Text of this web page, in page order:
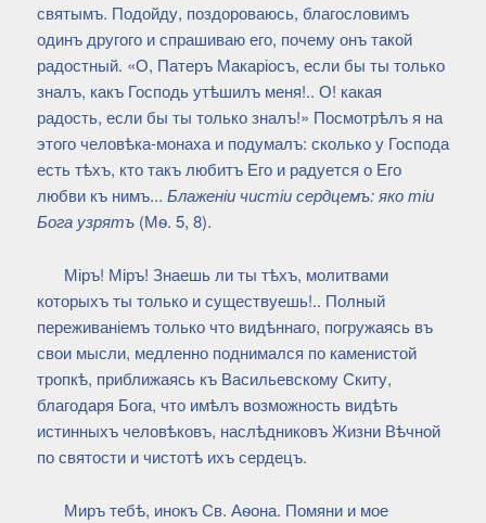
святымъ. Подойду, поздороваюсь, благословимъ
одинъ другого и спрашиваю его, почему онъ такой
радостный. «О, Патеръ Макаріосъ, если бы ты только
зналъ, какъ Господь утѣшилъ меня!.. О! какая
радость, если бы ты только зналъ!» Посмотрѣлъ я на
этого человѣка-монаха и подумалъ: сколько у Господа
есть тѣхъ, кто такъ любитъ Его и радуется о Его
любви къ нимъ... Блаженіи чистіи сердцемъ: яко тіи
Бога узрятъ(Мѳ. 5, 8).
Міръ! Міръ! Знаешь ли ты тѣхъ, молитвами
которыхъ ты только и существуешь!.. Полный
переживаніемъ только что видѣннаго, погружаясь въ
свои мысли, медленно поднимался по каменистой
тропкѣ, приближаясь къ Васильевскому Скиту,
благодаря Бога, что имѣлъ возможность видѣть
истинныхъ человѣковъ, наслѣдниковъ Жизни Вѣчной
по святости и чистотѣ ихъ сердецъ.
Миръ тебѣ, инокъ Св. Аѳона. Помяни и мое